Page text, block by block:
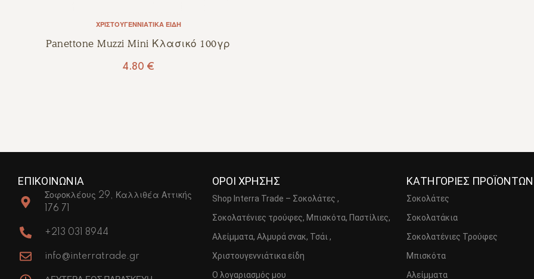
ΧΡΙΣΤΟΥΓΕΝΝΙΆΤΙΚΑ ΕΊΔΗ
Panettone Muzzi Mini Κλασικό 100γρ
4.80 €
ΕΠΙΚΟΙΝΩΝΙΑ
Σοφοκλέους 29, Καλλιθέα Αττικής
176 71
+213 031 8944
info@interratrade.gr
ΟΡΟΙ ΧΡΗΣΗΣ
Shop Interra Trade – Σοκολάτες ,
Σοκολατένιες τρούφες, Μπισκότα, Παστίλιες,
Αλείμματα, Αλμυρά σνακ, Τσάι ,
Χριστουγεννιάτικα είδη
Ο λογαριασμός μου
ΚΑΤΗΓΟΡΙΕΣ ΠΡΟΪΟΝΤΩΝ
Σοκολάτες
Σοκολατάκια
Σοκολατένιες Τρούφες
Μπισκότα
Αλείμματα